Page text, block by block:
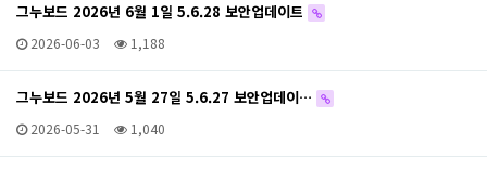
그누보드 2026년 6월 1일 5.6.28 보안업데이트
2026-06-03 1,188
그누보드 2026년 5월 27일 5.6.27 보안업데이…
2026-05-31 1,040